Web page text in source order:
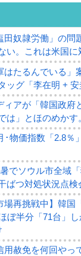
田奴隷労働」の問
い。これは米国
はたるんでいる
ッグ「李在明 + 安
ィアが「韓国政府
は」とほのめかす
･物価指数「2.8％
でソウル市全域「
ばつ対処状況点検
場再挑戦中】韓国
ぼ半分「71台」
用赦免を何回やっ